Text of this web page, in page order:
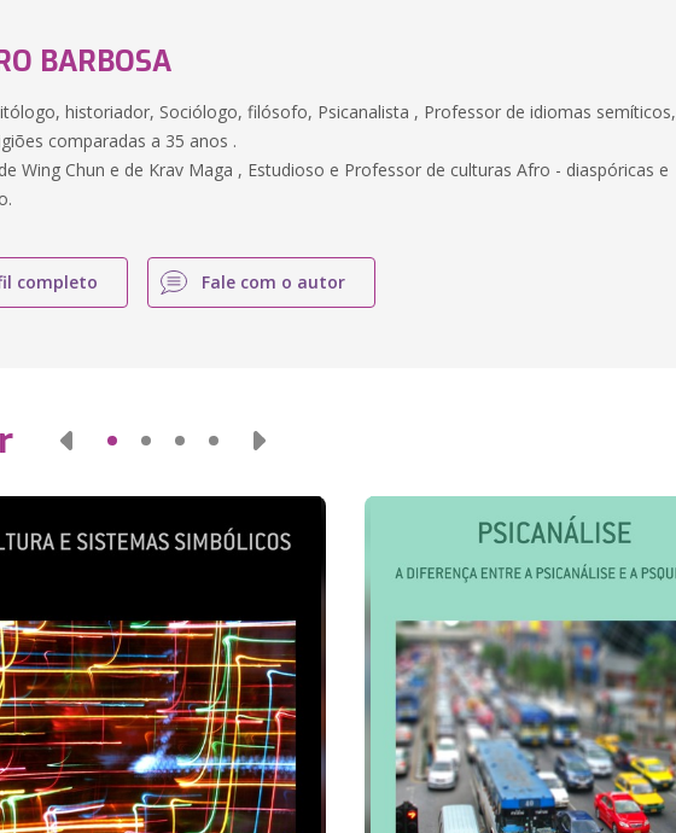
BARBOSA
historiador, Sociólogo, filósofo, Psicanalista , Professor de idiomas semíticos,
comparadas a 35 anos .
Wing Chun e de Krav Maga , Estudioso e Professor de culturas Afro - diaspóricas e
completo Fale com o autor